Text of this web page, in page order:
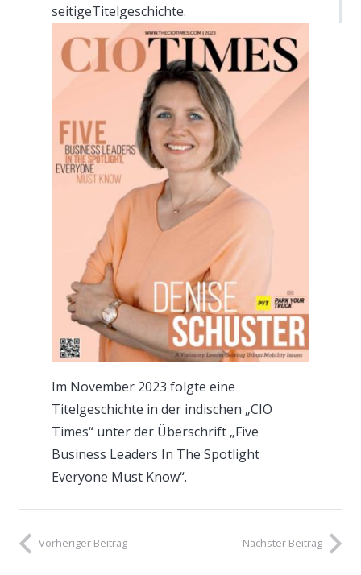
seitigeTitelgeschichte.
Im November 2023 folgte eine
Titelgeschichte in der indischen „CIO
Times“ unter der Überschrift „Five
Business Leaders In The Spotlight
Everyone Must Know“.
Vorheriger Beitrag Nächster Beitrag